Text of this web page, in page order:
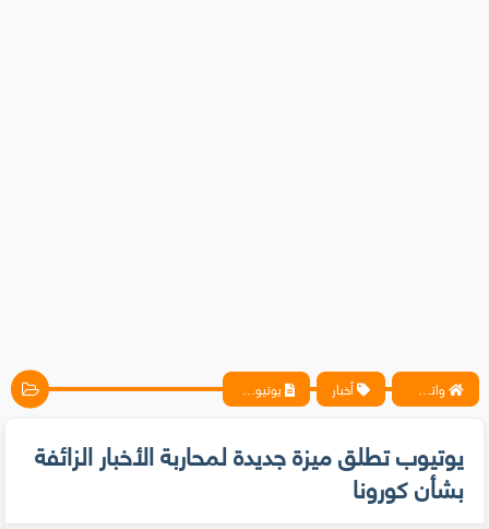
واتس آب ، فيسبوك ، أنترنت ، شروحات تقنية حصرية - المحترف أخبار يوتيوب تطلق ميزة جديدة لمحاربة الأخبار الزائفة بشأن كورونا
يوتيوب تطلق ميزة جديدة لمحاربة الأخبار الزائفة
بشأن كورونا